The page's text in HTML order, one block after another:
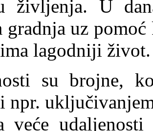
življenja. U
gradnja uz
lagodniji
su brojne,
npr.
veće